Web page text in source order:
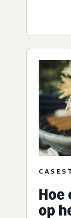
Hoe
op